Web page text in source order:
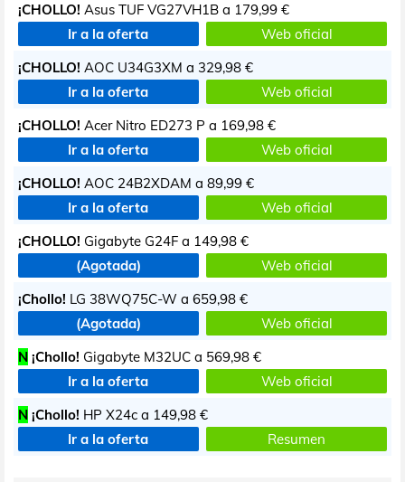
¡CHOLLO! Asus TUF VG27VH1B a 179,99 €
Ir a la oferta
Web oficial
¡CHOLLO! AOC U34G3XM a 329,98 €
Ir a la oferta
Web oficial
¡CHOLLO! Acer Nitro ED273 P a 169,98 €
Ir a la oferta
Web oficial
¡CHOLLO! AOC 24B2XDAM a 89,99 €
Ir a la oferta
Web oficial
¡CHOLLO! Gigabyte G24F a 149,98 €
(Agotada)
Web oficial
¡Chollo! LG 38WQ75C-W a 659,98 €
(Agotada)
Web oficial
N ¡Chollo! Gigabyte M32UC a 569,98 €
Ir a la oferta
Web oficial
N ¡Chollo! HP X24c a 149,98 €
Ir a la oferta
Resumen